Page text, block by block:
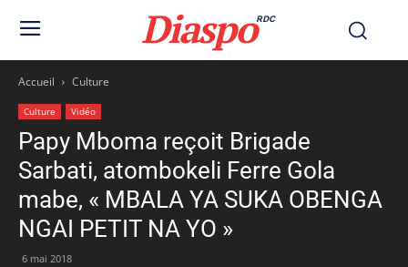
DiaspoRDC
Accueil Culture
Culture Vidéo
Papy Mboma reçoit Brigade
Sarbati, atombokeli Ferre Gola
mabe, « MBALA YA SUKA OBENGA
NGAI PETIT NA YO »
6 mai 2018